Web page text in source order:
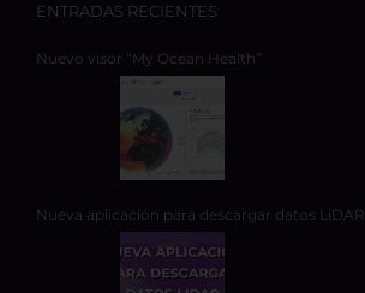
ENTRADAS RECIENTES
Nuevo visor “My Ocean Health”
Nueva aplicación para descargar datos LiDAR